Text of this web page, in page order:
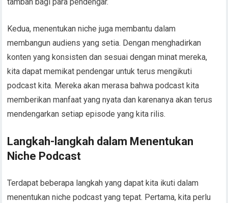
Kedua, menentukan niche juga membantu dalam
membangun audiens yang setia. Dengan menghadirkan
konten yang konsisten dan sesuai dengan minat mereka,
kita dapat memikat pendengar untuk terus mengikuti
podcast kita. Mereka akan merasa bahwa podcast kita
memberikan manfaat yang nyata dan karenanya akan terus
mendengarkan setiap episode yang kita rilis.
Langkah-langkah dalam Menentukan
Niche Podcast
Terdapat beberapa langkah yang dapat kita ikuti dalam
menentukan niche podcast yang tepat. Pertama, kita perlu